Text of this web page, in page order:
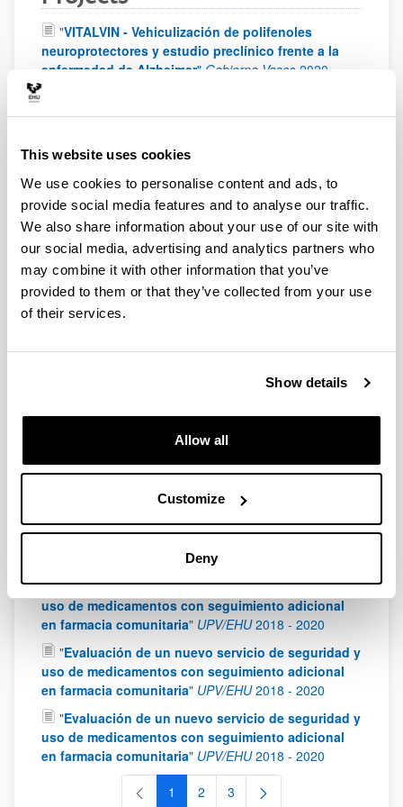
This website uses cookies
We use cookies to personalise content and ads, to
provide social media features and to analyse our traffic.
We also share information about your use of our site with
our social media, advertising and analytics partners who
may combine it with other information that you’ve
provided to them or that they’ve collected from your use
of their services.
Show details
Allow all
Customize
Deny
"VITALVIN - Vehiculización de polifenoles
neuroprotectores y estudio preclínico frente a la
enfermedad de Alzheimer" Gobierno Vasco 2020
2021
"Diseño de un plan global de integración de las
Vasco de Salud"UPV/EHU
"Evaluación farmacocinética y optimización
terapéutica de ceftarolina y levetiracetam en
pacientes críticos con aclaramiento renal
aumentado " Gobierno Vasco 2019
2022
"Evaluación farmacocinética y optimización
terapéutica de ceftarolina y levetiracetam en
pacientes críticos con aclaramiento renal
aumentado"Gobierno Vasco
"Terapia génica no viral para el tratamiento de
Ministerio de Ciencia,
Terapia génica no viral para el tratamiento de
la enfermedad de Fabry"MINECO 2019-2022
Evaluación farmacocinética y optimización
terapéutica de Ceftarolina y Levetiracetam en
pacientes críticos con aclaramiento renal
Gobierno Vasco 2019
"Evaluación de un Nuevo servicio de seguridad y
uso de medicamentos con seguimiento adicional
en farmacia comunitaria" UPV/EHU 2018 - 2020
"Evaluación de un nuevo servicio de seguridad y
uso de medicamentos con seguimiento adicional
en farmacia comunitaria" UPV/EHU 2018 - 2020
"Evaluación de un nuevo servicio de seguridad y
uso de medicamentos con seguimiento adicional
en farmacia comunitaria" UPV/EHU 2018 - 2020
Page
1 Page
2 Page
3